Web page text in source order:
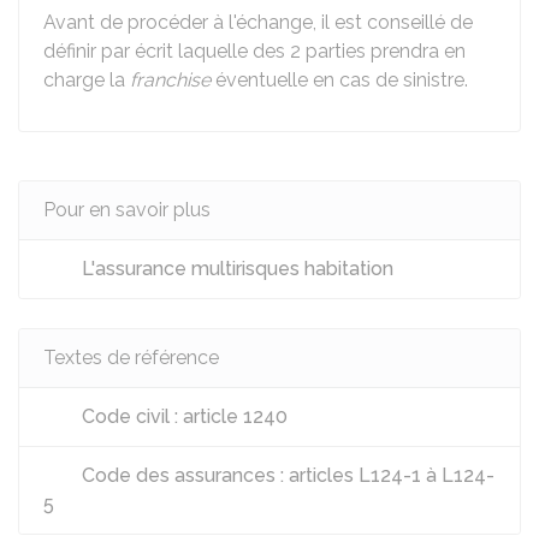
Avant de procéder à l'échange, il est conseillé de
définir par écrit laquelle des 2 parties prendra en
charge la franchiseéventuelle en cas de sinistre.
Pour en savoir plus
L'assurance multirisques habitation
Textes de référence
Code civil : article 1240
Code des assurances : articles L124-1 à L124-
5